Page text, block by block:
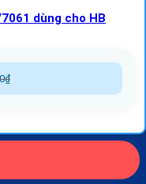
dùng cho HB
₫